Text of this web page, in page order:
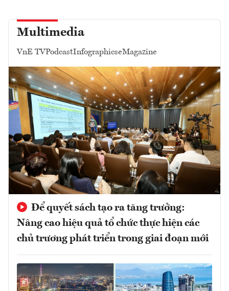
Multimedia
VnE TVPodcastInfographicseMagazine
Để quyết sách tạo ra tăng trưởng:
Nâng cao hiệu quả tổ chức thực hiện các
chủ trương phát triển trong giai đoạn mới